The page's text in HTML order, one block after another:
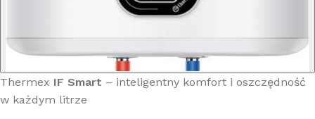
Thermex IF Smart – inteligentny komfort i oszczędność
w każdym litrze